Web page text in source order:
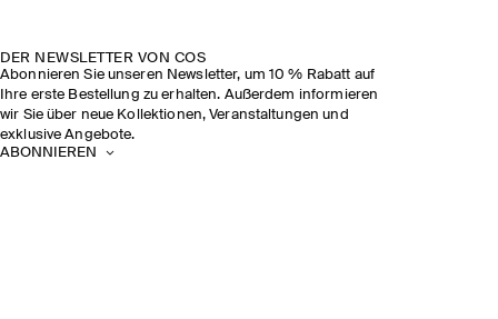
DER NEWSLETTER VON COS
Abonnieren Sie unseren Newsletter, um 10 % Rabatt auf
Ihre erste Bestellung zu erhalten. Außerdem informieren
wir Sie über neue Kollektionen, Veranstaltungen und
exklusive Angebote.
ABONNIEREN